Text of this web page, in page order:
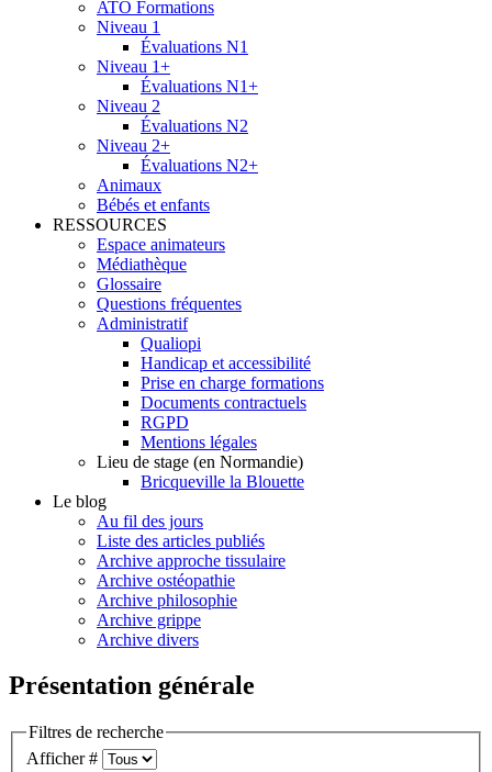
ATO Formations
Niveau 1
Évaluations N1
Niveau 1+
Évaluations N1+
Niveau 2
Évaluations N2
Niveau 2+
Évaluations N2+
Animaux
Bébés et enfants
RESSOURCES
Espace animateurs
Médiathèque
Glossaire
Questions fréquentes
Administratif
Qualiopi
Handicap et accessibilité
Prise en charge formations
Documents contractuels
RGPD
Mentions légales
Lieu de stage (en Normandie)
Bricqueville la Blouette
Le blog
Au fil des jours
Liste des articles publiés
Archive approche tissulaire
Archive ostéopathie
Archive philosophie
Archive grippe
Archive divers
Présentation générale
Filtres de recherche
Afficher #